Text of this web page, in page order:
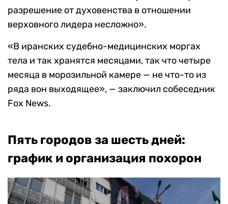
разрешение от духовенства в отношении
верховного лидера несложно».
«В иранских судебно-медицинских моргах
тела и так хранятся месяцами, так что четыре
месяца в морозильной камере — не что-то из
ряда вон выходящее», — заключил собеседник
Fox News.
Пять городов за шесть дней:
график и организация похорон